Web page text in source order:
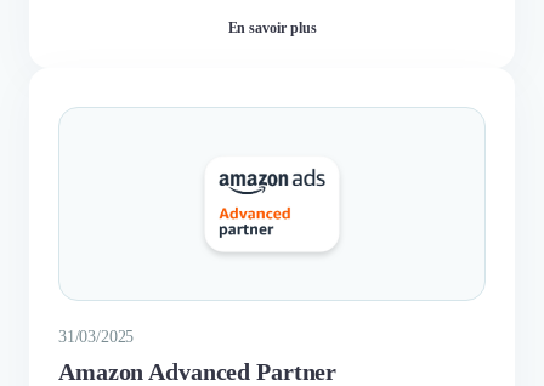
En savoir plus
31/03/2025
Amazon Advanced Partner